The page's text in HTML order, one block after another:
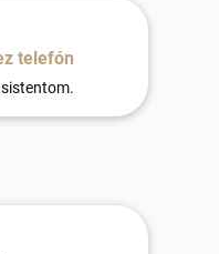
telefón